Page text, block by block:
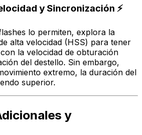
y Sincronización ⚡
lo permiten, explora la
alta velocidad (HSS) para tener
la velocidad de obturación
del destello. Sin embargo,
extremo, la duración del
superior.
y